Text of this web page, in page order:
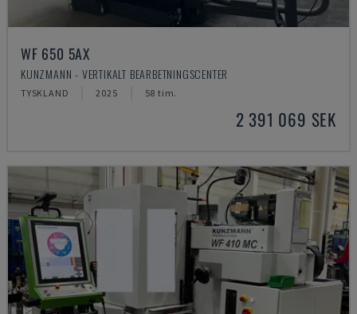
WF 650 5AX
KUNZMANN - VERTIKALT BEARBETNINGSCENTER
TYSKLAND 2025 58 tim.
2 391 069 SEK